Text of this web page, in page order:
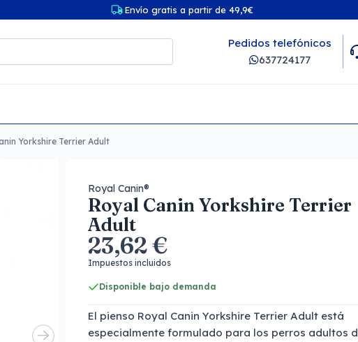
Envío gratis a partir de 49,9€
Pedidos telefónicos
637724177
Yorkshire Terrier Adult
Royal Canin®
Royal Canin Yorkshire Terrier
Adult
23,62 €
Impuestos incluidos
Disponible bajo demanda
El pienso Royal Canin Yorkshire Terrier Adult está
especialmente formulado para los perros adultos